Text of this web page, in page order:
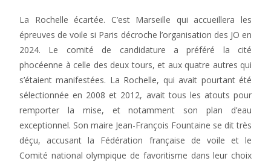
La Rochelle écartée. C’est Marseille qui accueillera les
épreuves de voile si Paris décroche l’organisation des JO en
2024. Le comité de candidature a préféré la cité
phocéenne à celle des deux tours, et aux quatre autres qui
s’étaient manifestées. La Rochelle, qui avait pourtant été
sélectionnée en 2008 et 2012, avait tous les atouts pour
remporter la mise, et notamment son plan d’eau
exceptionnel. Son maire Jean-François Fountaine se dit très
déçu, accusant la Fédération française de voile et le
Comité national olympique de favoritisme dans leur choix